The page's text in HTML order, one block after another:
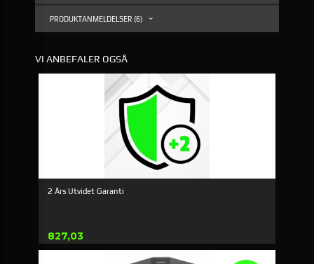
PRODUKTANMELDELSER (6)
VI ANBEFALER OGSÅ
2 Års Utvidet Garanti
Pris
827,03